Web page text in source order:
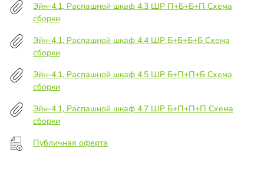
Эйн-4.1, Распашной шкаф 4.3 ШР П+Б+Б+П Схема
сборки
Эйн-4.1, Распашной шкаф 4.4 ШР Б+Б+Б+Б Схема
сборки
Эйн-4.1, Распашной шкаф 4.5 ШР Б+П+П+Б Схема
сборки
Эйн-4.1, Распашной шкаф 4.7 ШР Б+П+П+П Схема
сборки
Публичная оферта